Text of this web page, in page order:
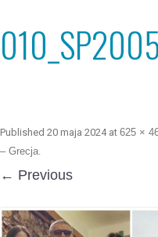
Published 20 maja 2024at 625 ×
– Grecja.
← Previous